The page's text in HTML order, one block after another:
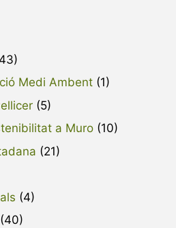
Medi Ambent (1)
(5)
a Muro (10)
(21)
(4)
(40)